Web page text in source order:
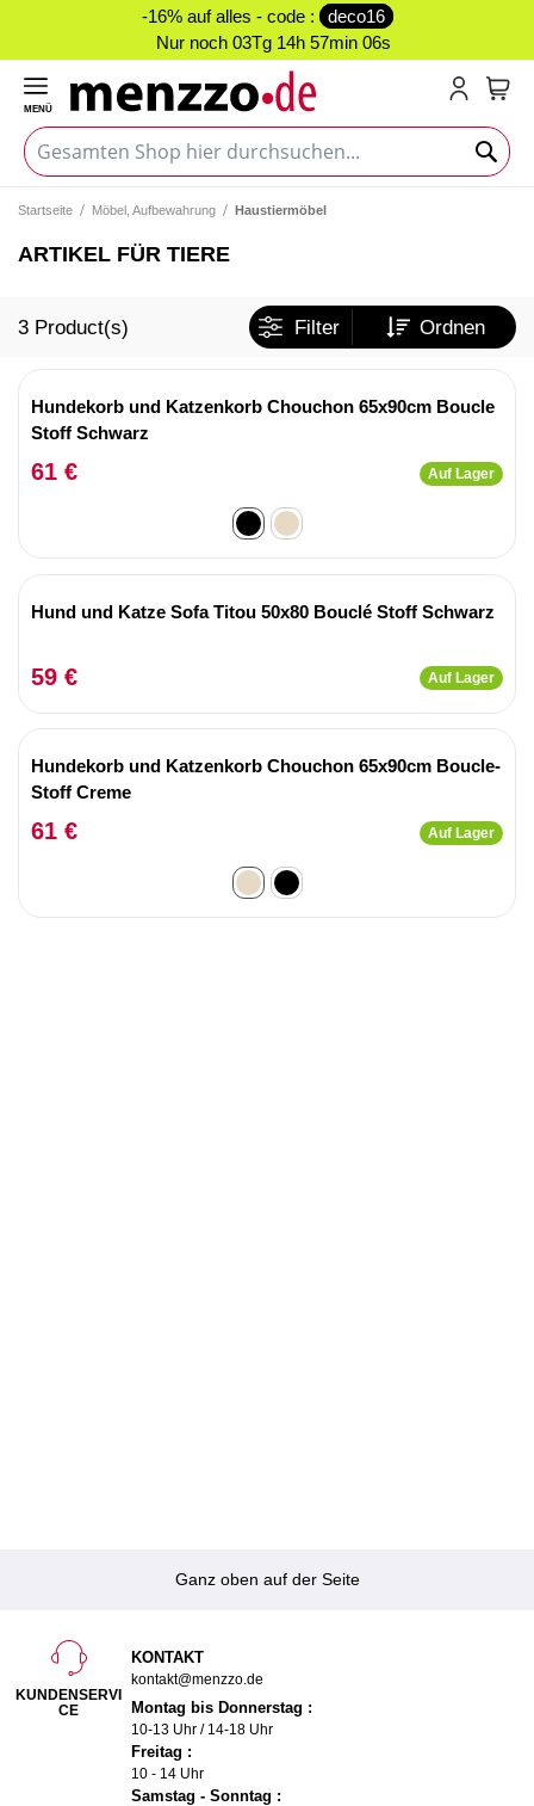
-16% auf alles - code :
deco16
Nur noch 03Tg 14h 57min 05s
MENÜ
Startseite Möbel, Aufbewahrung Haustiermöbel
ARTIKEL FÜR TIERE
3 Product(s) Filter Ordnen
Hundekorb und Katzenkorb Chouchon 65x90cm Boucle
Stoff Schwarz
61 € Auf Lager
Hund und Katze Sofa Titou 50x80 Bouclé Stoff Schwarz
59 € Auf Lager
Hundekorb und Katzenkorb Chouchon 65x90cm Boucle-
Stoff Creme
61 € Auf Lager
Ganz oben auf der Seite
KUNDENSERVI
CE
KONTAKT
kontakt@menzzo.de
Montag bis Donnerstag :
10-13 Uhr / 14-18 Uhr
Freitag :
10 - 14 Uhr
Samstag - Sonntag :